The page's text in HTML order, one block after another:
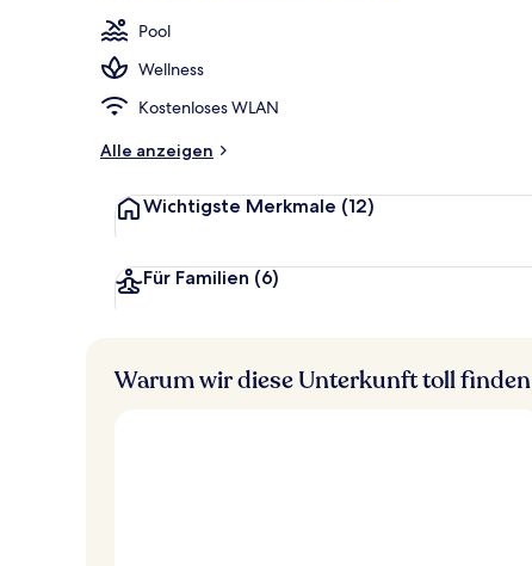
Pool
Wellness
Kostenloses WLAN
Alle anzeigen
Wichtigste Merkmale (12)
Für Familien (6)
Warum wir diese Unterkunft toll finden